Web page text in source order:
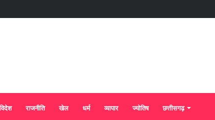
विदेश राजनीति खेल धर्म व्यापार ज्योतिष छत्तीसगढ़